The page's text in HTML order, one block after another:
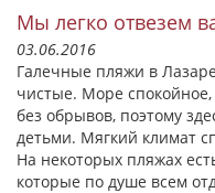
Мы легко отвезем
03.06.2016
Галечные пляжи в
чистые. Море
без обрывов, поэтому
детьми. Мягкий климат
На некоторых пляжах
которые по душе всем